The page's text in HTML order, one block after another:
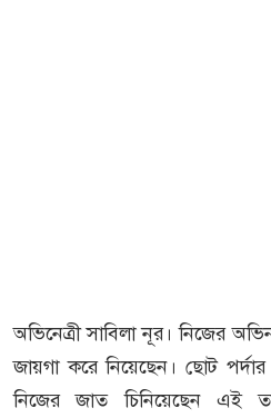
অভিনেত্রী সাবিলা নূর। নিজের
জায়গা করে নিয়েছেন। ছোট পর্দার
নিজের জাত চিনিয়েছেন এই